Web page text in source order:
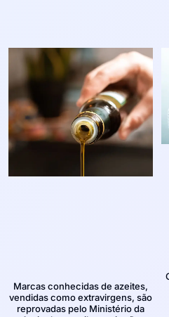
Marcas conhecidas de azeites,
vendidas como extravirgens, são
reprovadas pelo Ministério da